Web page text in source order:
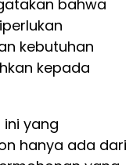
bahwa
kebutuhan
kepada
yang
hanya ada dari